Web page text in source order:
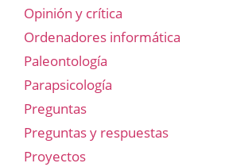
Opinión y crítica
Ordenadores informática
Paleontología
Parapsicología
Preguntas
Preguntas y respuestas
Proyectos